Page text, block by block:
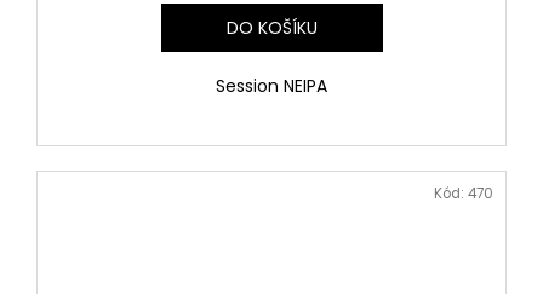
DO KOŠÍKU
Session NEIPA
Kód: 470